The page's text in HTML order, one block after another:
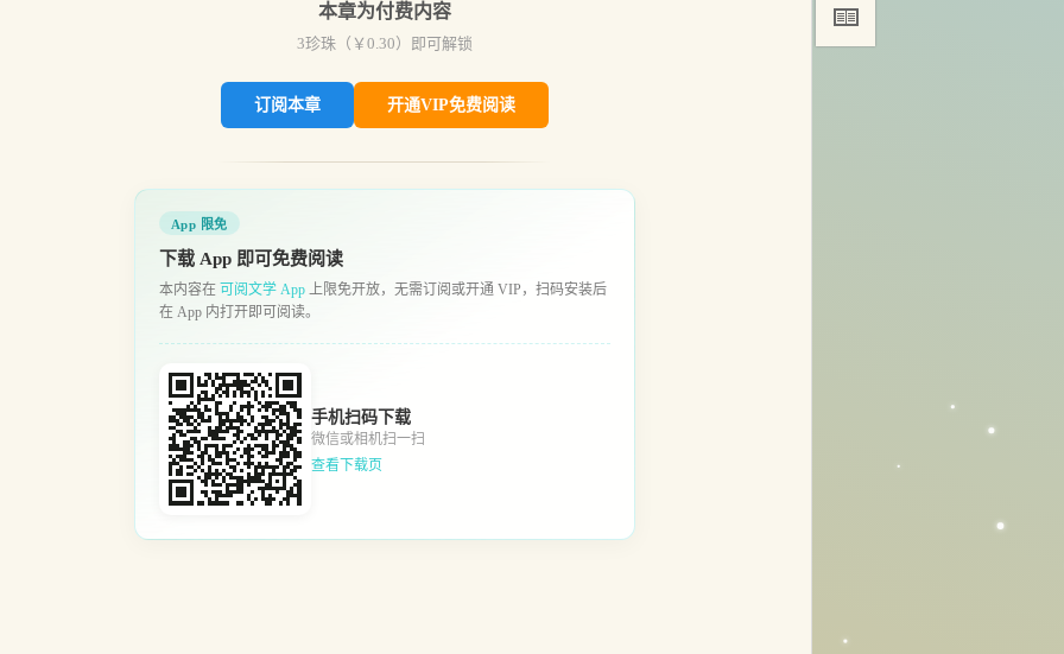
本章为付费内容
3珍珠（￥ 0.30）即可解锁
订阅本章 开通VIP免费阅读
App 限免
下载 App 即可免费阅读
本内容在 可阅文学 App 上限免开放，无需订阅或开通 VIP，扫码安装后
在 App 内打开即可阅读。
手机扫码下载
微信或相机扫一扫
查看下载页